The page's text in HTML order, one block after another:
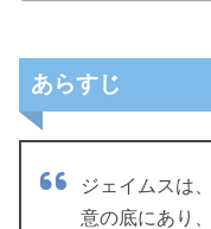
あらすじ
ジェイムスは
意の底にあり